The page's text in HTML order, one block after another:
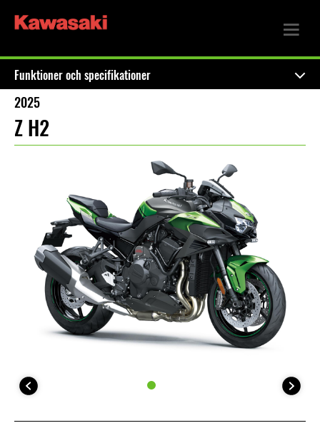
Funktioner och specifikationer
2025
Z H2